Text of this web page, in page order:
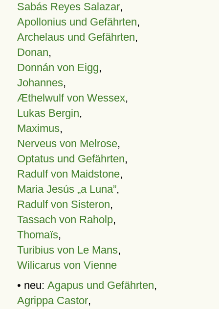
Sabás Reyes Salazar,
Apollonius und Gefährten,
Archelaus und Gefährten,
Donan,
Donnán von Eigg,
Johannes,
Æthelwulf von Wessex,
Lukas Bergin,
Maximus,
Nerveus von Melrose,
Optatus und Gefährten,
Radulf von Maidstone,
Maria Jesús „a Luna”,
Radulf von Sisteron,
Tassach von Raholp,
Thomaïs,
Turibius von Le Mans,
Wilicarus von Vienne
• neu: Agapus und Gefährten,
Agrippa Castor,